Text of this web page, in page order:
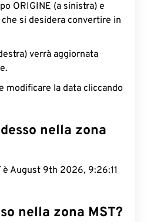
ORIGINE (a sinistra) e
si desidera convertire in
verrà aggiornata
modificare la data cliccando
nella zona
August 9th 2026, 9:26:12
nella zona MST?